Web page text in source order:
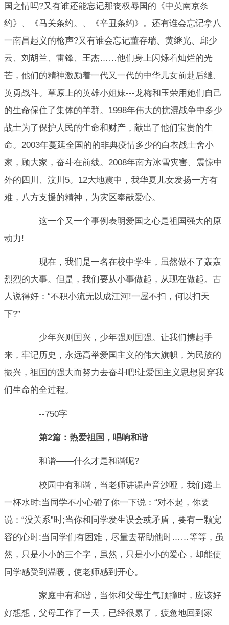
国之情吗?又有谁还能忘记那丧权辱国的《中英南京条
约》、《马关条约。、《辛丑条约》。还有谁会忘记拿八
一南昌起义的枪声?又有谁会忘记董存瑞、黄继光、邱少
云、刘胡兰、雷锋、王杰……他们身上闪烁着灿烂的光
芒，他们的精神激励着一代又一代的中华儿女前赴后继、
英勇战斗。草原上的英雄小姐妹---龙梅和玉荣用她们自己
的生命保住了集体的羊群。1998年伟大的抗混战争中多少
战士为了保护人民的生命和财产，献出了他们宝贵的生
命。2003年蔓延全国的的非典疫情多少的白衣战士舍小
家，顾大家，奋斗在前线。2008年南方冰雪灾害、震惊中
外的四川、汶川5。12大地震中，我华夏儿女发扬一方有
难，八方支援的精神，为灾区奉献爱心。
这一个又一个事例表明爱国之心是祖国强大的原
动力!
现在，我们是一名在校中学生，虽然做不了轰轰
烈烈的大事。但是，我们要从小事做起，从现在做起。古
人说得好：“不积小流无以成江河!一屋不扫，何以扫天
下?”
少年兴则国兴，少年强则国强。让我们携起手
来，牢记历史，永远高举爱国主义的伟大旗帜，为民族的
振兴，祖国的强大而努力去奋斗吧!让爱国主义思想贯穿我
们生命的全过程。
--750字
第2篇：热爱祖国，唱响和谐
和谐——什么才是和谐呢?
校园中有和谐，当老师讲课声音沙哑，我们递上
一杯水时;当同学不小心碰了你一下说：“对不起，你要
说：“没关系”时;当你和同学发生误会或矛盾，要有一颗宽
容的心时;当同学们有困难，尽量去帮助他时……等等，虽
然，只是小小的三个字，虽然，只是小小的爱心，却能使
同学感受到温暖，使老师感到开心。
家庭中有和谐，当你和父母生气顶撞时，应该好
好想想，父母工作了一天，已经很累了，疲惫地回到家